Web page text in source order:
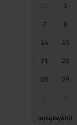
1
7
8
14
15
21
22
28
29
ausgewählt